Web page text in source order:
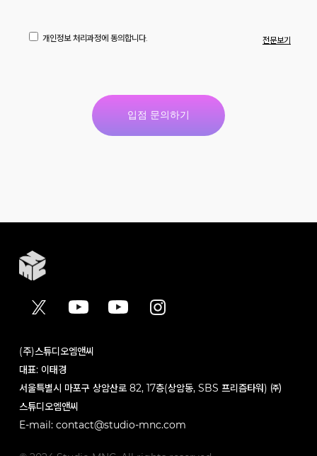
개인정보 처리과정에 동의합니다. 전문보기
(주)스튜디오엠앤씨
대표: 이태경
서울특별시 마포구 상암산로 82, 17층(상암동, SBS 프리즘타워) ㈜
스튜디오엠앤씨
E-mail: contact@studio-mnc.com